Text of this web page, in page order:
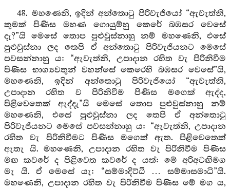
48. මහණෙනි, ඉදින් අන්තොටු පිරිවැජියෝ “ඇවැත්නි,
කුමක් පිණිස මහණ ගොයුම්හු කෙරේ බඹසර වෙසේ
දැ?”යි මෙසේ තොප පුළුවුස්නාහු නම් මහණෙනි, එසේ
පුළුවුස්නා ලද තෙපි ඒ අන්තොටු පිරිවැජියනට මෙසේ
පවසන්නාහු ය: “ඇවැත්නි, උපාදාන රහිත වැ පිරිනිවීම
පිණිස භාග්‍යවතුන් වහන්සේ කෙරෙහි බඹසර වෙසේ”යි,
මහණෙනි, ඉදින් අන්තොටු පිරිවැජියෝ “ඇවැත්නි,
උපාදාන රහිත ව පිරිනිවීම පිණිස මගෙක් ඇද්ද,
පිළිවෙතෙක් ඇද්දැ”යි මෙසේ තොප පුළුවුස්නාහු නම්
මහණෙනි, එසේ පුළුවුස්නා ලද තෙපි ඒ අන්තොටු
පිරිවැජියනට මෙසේ පවසන්නාහු ය: “ඇවැත්නි, උපාදාන
රහිත වැ පිරිනිවීමට පිණිස මගෙක් ඇත. පිළිවෙතෙක්
ඇතැ යි. මහණෙනි, උපාදාන රහිත වැ පිරිනිවීම පිණිස
මඟ කවරේ ද පිළිවෙත කවරේ ද යත්: මේ අරිඅටඟිමග
මැ යි. ඒ මෙසේ යැ: “සම්මාදිට්ඨි … සම්මාසමාධි”යි.
මහණෙනි, උපාදාන රහිත වැ පිරිනිවීම පිණිස මේ මග ය,